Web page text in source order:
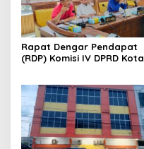
Rapat Dengar Pendapat
(RDP) Komisi IV DPRD Kota